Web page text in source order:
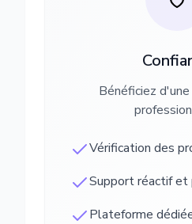
Bénéficiez
Vérification des
Support réactif et
Plateforme